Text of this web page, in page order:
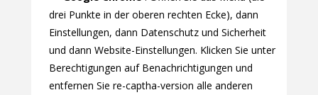
drei Punkte in der oberen rechten Ecke), dann
Einstellungen, dann Datenschutz und Sicherheit
und dann Website-Einstellungen. Klicken Sie unter
Berechtigungen auf Benachrichtigungen und
entfernen Sie re-captha-version alle anderen